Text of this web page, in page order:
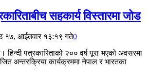
सहकार्य विस्तारमा जोड
१७, आईतवार १३:१९ गते0
पत्रकारिताको २०० वर्ष पूरा भएको अवसरमा
अन्तरक्रिया कार्यक्रममा नेपाल र भारतका